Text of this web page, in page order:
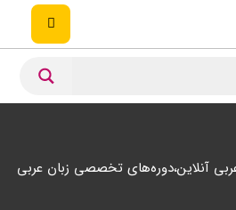
آنلاین،دوره‌های تخصصی زبان عربی